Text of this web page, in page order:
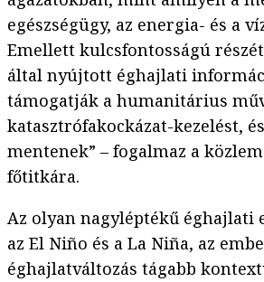
egészségügy, az energia- és a
Emellett kulcsfontosságú
által nyújtott éghajlati
támogatják a humanitárius
katasztrófakockázat-kezelést,
mentenek” – fogalmaz a
főtitkára.
Az olyan nagyléptékű éghajlati
az El Niño és a La Niña, az
éghajlatváltozás tágabb